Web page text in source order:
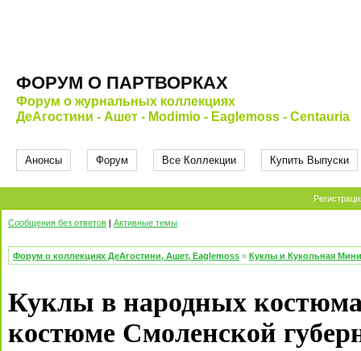
ФОРУМ О ПАРТВОРКАХ
Форум о журнальных коллекциях
ДеАгостини - Ашет - Modimio - Eaglemoss - Centauria
Анонсы Форум Все Коллекции Купить Выпуски
Сообщения без ответов | Активные темы
Форум о коллекциях ДеАгостини, Ашет, Eaglemoss » Куклы и Кукольная
Куклы в народных
костюме Смоленской